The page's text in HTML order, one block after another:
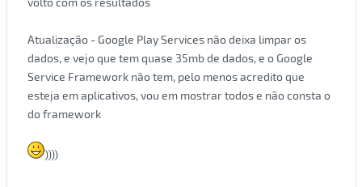
Atualização - Google Play Services não deixa limpar os
dados, e vejo que tem quase 35mb de dados, e o Google
Service Framework não tem, pelo menos acredito que
esteja em aplicativos, vou em mostrar todos e não consta o
do framework
))))